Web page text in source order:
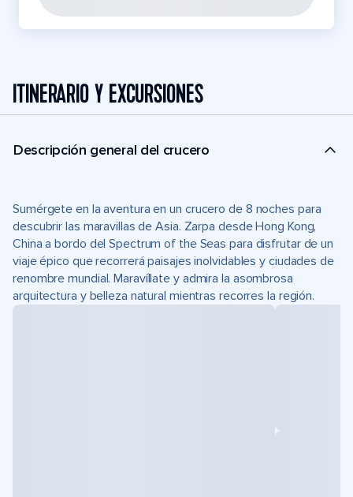
ITINERARIO Y EXCURSIONES
Descripción general del crucero
Sumérgete en la aventura en un crucero de 8 noches para
descubrir las maravillas de Asia. Zarpa desde Hong Kong,
China a bordo del Spectrum of the Seas para disfrutar de un
viaje épico que recorrerá paisajes inolvidables y ciudades de
renombre mundial. Maravíllate y admira la asombrosa
arquitectura y belleza natural mientras recorres la región.